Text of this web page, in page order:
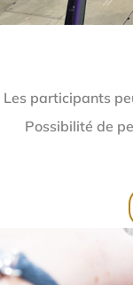
Les participants
Possibilité de